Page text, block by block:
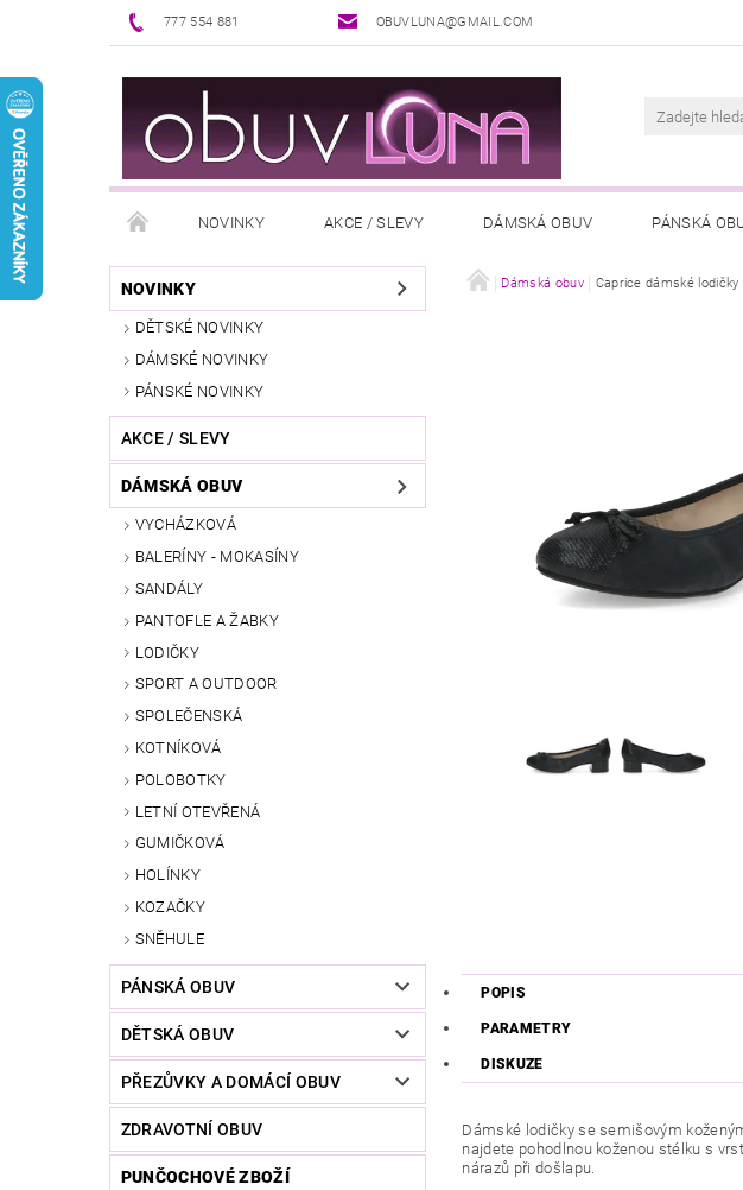
777 554 881 OBUVLUNA@GMAIL.COM
NOVINKY AKCE / SLEVY DÁMSKÁ OBUV PÁNSKÁ
PUNČOCHOVÉ ZBOŽÍ DOPLŇKY K OBUVI VŠEOBECNÉ OBCHODNÍ
REKLAMAČNÍ ŘÁD
NOVINKY
DĚTSKÉ NOVINKY
DÁMSKÉ NOVINKY
PÁNSKÉ NOVINKY
AKCE / SLEVY
DÁMSKÁ OBUV
VYCHÁZKOVÁ
BALERÍNY - MOKASÍNY
SANDÁLY
PANTOFLE A ŽABKY
LODIČKY
SPORT A OUTDOOR
SPOLEČENSKÁ
KOTNÍKOVÁ
POLOBOTKY
LETNÍ OTEVŘENÁ
GUMIČKOVÁ
HOLÍNKY
KOZAČKY
SNĚHULE
PÁNSKÁ OBUV
DĚTSKÁ OBUV
PŘEZŮVKY A DOMÁCÍ OBUV
ZDRAVOTNÍ OBUV
PUNČOCHOVÉ ZBOŽÍ
Dámská obuv Caprice dámské lodičky
POPIS
PARAMETRY
DISKUZE
Dámské lodičky se semišovým
najdete pohodlnou koženou stélku s
nárazů při došlapu.